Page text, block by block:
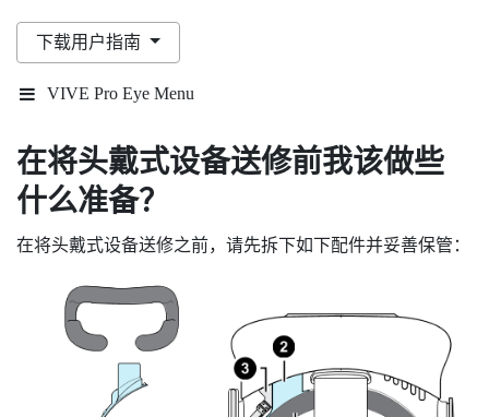
下载用户指南
VIVE Pro Eye Menu
在将头戴式设备送修前我该做些
什么准备？
在将头戴式设备送修之前，请先拆下如下配件并妥善保管：